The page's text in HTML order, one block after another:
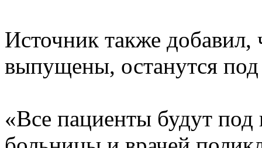
Источник также добавил,
выпущены, останутся
«Все пациенты будут